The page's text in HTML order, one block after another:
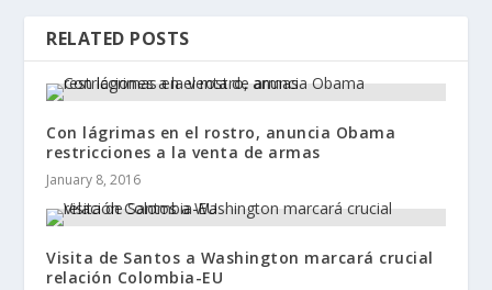
RELATED POSTS
Con lágrimas en el rostro, anuncia Obama
restricciones a la venta de armas
January 8, 2016
Visita de Santos a Washington marcará crucial
relación Colombia-EU